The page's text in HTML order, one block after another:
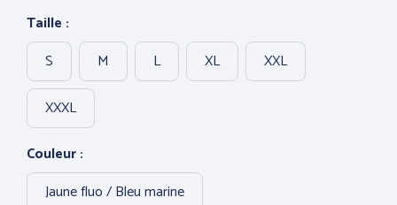
- THERMIQUE et
INTEMPÉRIES
Taille :
S
M L XL
XXL
XXXL
Couleur :
Jaune fluo / Bleu marine